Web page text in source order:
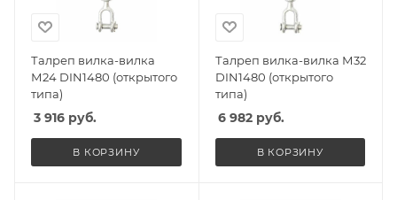
Талреп вилка-вилка
М24 DIN1480 (открытого
типа)
3 916 руб.
В КОРЗИНУ
Талреп вилка-вилка М32
DIN1480 (открытого
типа)
6 982руб.
В КОРЗИНУ